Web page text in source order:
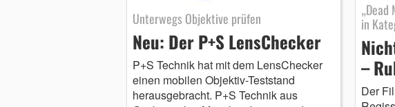
Unterwegs Objektive prüfen
Neu: Der P+S LensChecker
P+S Technik hat mit dem LensChecker
einen mobilen Objektiv-Teststand
herausgebracht. P+S Technik aus
in
–
Der